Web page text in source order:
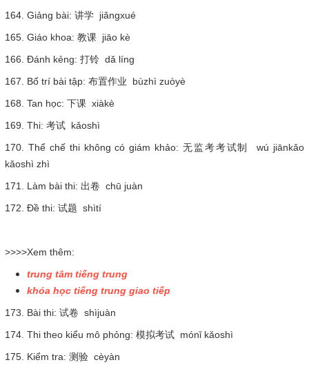
164. Giảng bài: 讲学 jiǎngxué
165. Giáo khoa: 教课 jiāo kè
166. Đánh kẻng: 打铃 dǎ líng
167. Bố trí bài tập: 布置作业 bùzhì zuòyè
168. Tan học: 下课 xiàkè
169. Thi: 考试 kǎoshì
170. Thể chế thi không có giám khảo: 无监考考试制 wú jiānkǎo
kǎoshì zhì
171. Làm bài thi: 出卷 chū juàn
172. Đề thi: 试题 shìtí
>>>>Xem thêm:
trung tâm tiếng trung
khóa học tiếng trung giao tiếp
173. Bài thi: 试卷 shìjuàn
174. Thi theo kiểu mô phỏng: 模拟考试 mónǐ kǎoshì
175. Kiểm tra: 测验 cèyàn